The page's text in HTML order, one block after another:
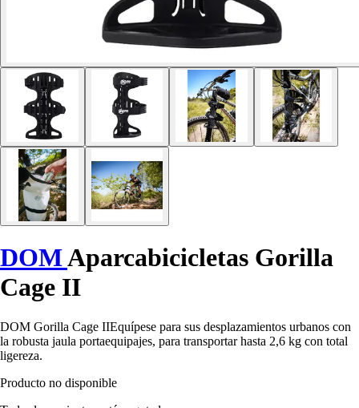
DOMAparcabicicletas Gorilla
Cage II
DOM Gorilla Cage IIEquípese para sus desplazamientos urbanos con
la robusta jaula portaequipajes, para transportar hasta 2,6 kg con total
ligereza.
Producto no disponible